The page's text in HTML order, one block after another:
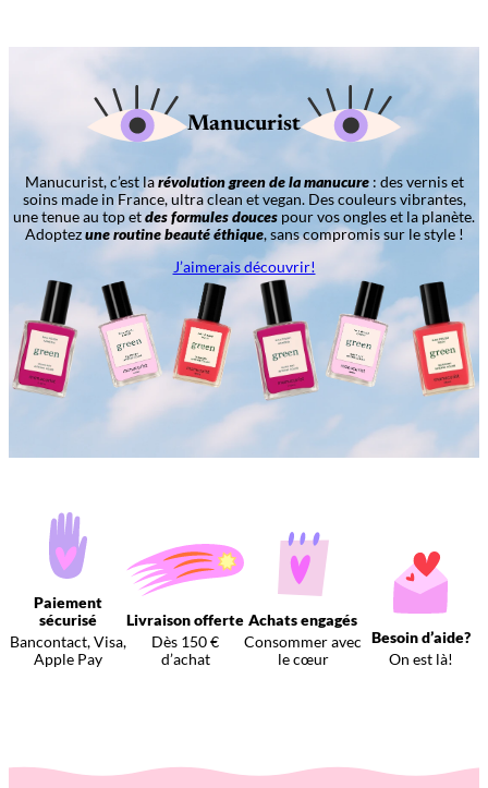
Manucurist
Manucurist, c’est larévolution green de la manucure: des vernis et
soins made in France, ultra clean et vegan. Des couleurs vibrantes,
une tenue au top etdes formules douces pour vos ongles et la planète.
Adoptezune routine beauté éthique, sans compromis sur le style !
J’aimerais découvrir!
Paiement
sécurisé
Bancontact, Visa,
Apple Pay
Livraison offerte
Dès 150 €
d’achat
Achats engagés
Consommer avec
le cœur
Besoin d’aide?
On est là!